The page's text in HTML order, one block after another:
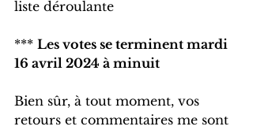
liste déroulante
*** Les votes se terminent mardi
16 avril 2024 à minuit
Bien sûr, à tout moment, vos
retours et commentaires me sont